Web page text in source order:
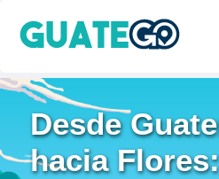
Desde
hacia